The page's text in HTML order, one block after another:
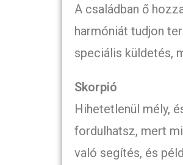
A családban ő
harmóniát tudjon
speciális küldetés,
Skorpió
Hihetetlenül mély,
fordulhatsz, mert
való segítés, és